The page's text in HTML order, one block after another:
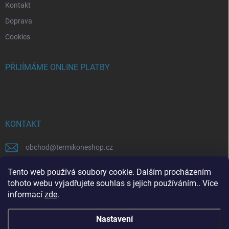
Tento web používá soubory cookie. Dalším procházením
tohoto webu vyjadřujete souhlas s jejich používáním.. Více
informací zde.
Nastavení
Kontakt
Doprava
Cookies
PŘIJÍMÁME ONLINE PLATBY
KONTAKT
obchod@termikoneshop.cz
+420315559758